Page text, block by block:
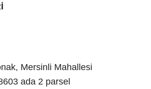
Mersinli Mahallesi
ada 2 parsel